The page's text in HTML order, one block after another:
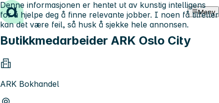
Hopp til innhold Meny
Butikkmedarbeider ARK Oslo City
ARK Bokhandel
Denne informasjonen er hentet ut av kunstig intelligens
for å hjelpe deg å finne relevante jobber. I noen få tilfeller
kan det være feil, så husk å sjekke hele annonsen.